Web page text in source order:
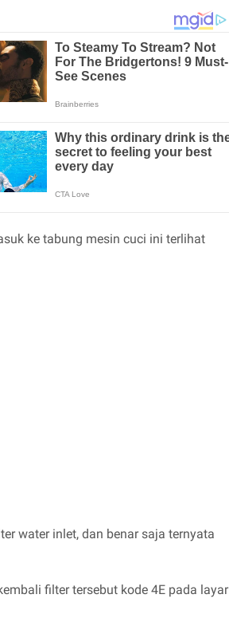
ke tabung mesin cuci ini terlihat
water inlet, dan benar saja ternyata
filter tersebut kode 4E pada layar